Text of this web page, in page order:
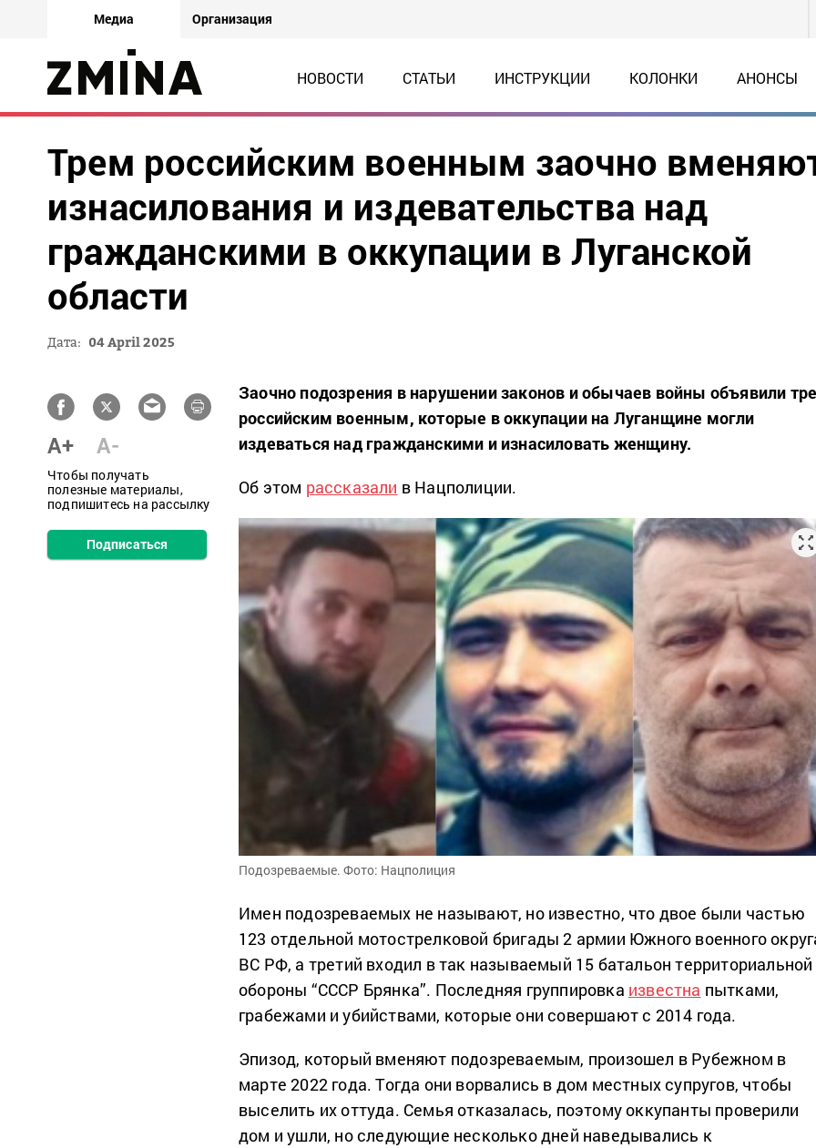
Медиа Организация
НОВОСТИ СТАТЬИ ИНСТРУКЦИИ КОЛОНКИ АНОНСЫ
Трем российским военным заочно
изнасилования и издевательства над
гражданскими в оккупации в Луганской
области
Дата: 04 April 2025
A+ A-
Чтобы получать
полезные материалы,
подпишитесь на рассылку
Подписаться
Заочно подозрения в нарушении законов и обычаев войны объявили
российским военным, которые в оккупации на Луганщине могли
издеваться над гражданскими и изнасиловать женщину.
Об этом рассказали в Нацполиции.
Подозреваемые. Фото: Нацполиция
Имен подозреваемых не называют, но известно, что двое были частью
123 отдельной мотострелковой бригады 2 армии Южного военного
ВС РФ, а третий входил в так называемый 15 батальон территориальной
обороны “СССР Брянка”. Последняя группировка известна пытками,
грабежами и убийствами, которые они совершают с 2014 года.
Эпизод, который вменяют подозреваемым, произошел в Рубежном в
марте 2022 года. Тогда они ворвались в дом местных супругов, чтобы
выселить их оттуда. Семья отказалась, поэтому оккупанты проверили
дом и ушли, но следующие несколько дней наведывались к